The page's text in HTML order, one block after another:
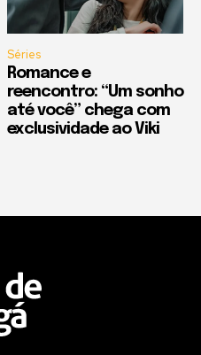
Séries
Romance e
reencontro: “Um sonho
até você” chega com
exclusividade ao Viki